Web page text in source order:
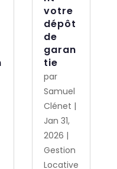
votre
dépôt
de
garan
tie
par
Samuel
Clénet |
Jan 31,
2026 |
Gestion
Locative